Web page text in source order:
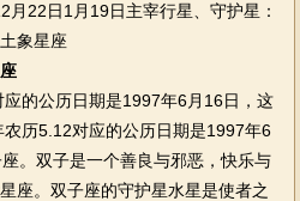
22日1月19日主宰行星、守护星：
象星座
公历日期是1997年6月16日，这
历5.12对应的公历日期是1997年6
。双子是一个善良与邪恶，快乐与
座。双子座的守护星水星是使者之